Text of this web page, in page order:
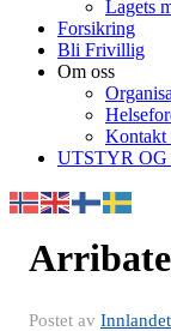
Lagets
Forsikring
Bli Frivillig
Om oss
Kontakt
UTSTYR
Postet av